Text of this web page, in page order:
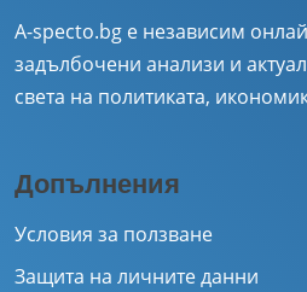
A-specto.bg е независим
задълбочени анализи и
света на политиката,
Допълнения
Условия за ползване
Защита на личните данни